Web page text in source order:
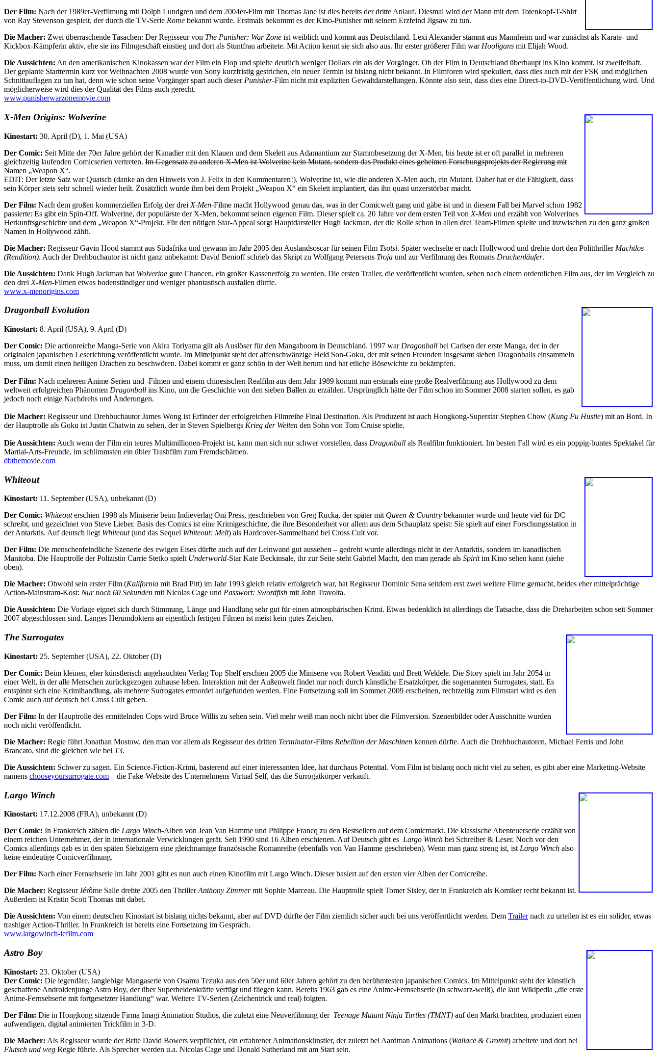
Der Film: Nach der 1989er-Verfilmung mit Dolph Lundgren und dem 2004er-Film mit Thomas Jane ist dies bereits der dritte Anlauf. Diesmal wird der Mann mit dem Totenkopf-T-Shirt
von Ray Stevenson gespielt, der durch die TV-Serie Rome bekannt wurde. Erstmals bekommt es der Kino-Punisher mit seinem Erzfeind Jigsaw zu tun.
Die Macher: Zwei überraschende Tasachen: Der Regisseur von The Punisher: War Zone ist weiblich und kommt aus Deutschland. Lexi Alexander stammt aus Mannheim und war zunächst als Karate- und
Kickbox-Kämpferin aktiv, ehe sie ins Filmgeschäft einstieg und dort als Stuntfrau arbeitete. Mit Action kennt sie sich also aus. Ihr erster größerer Film war Hooligans mit Elijah Wood.
Die Aussichten: An den amerikanischen Kinokassen war der Film ein Flop und spielte deutlich weniger Dollars ein als der Vorgänger. Ob der Film in Deutschland überhaupt ins Kino kommt, ist zweifelhaft.
Der geplante Starttermin kurz vor Weihnachten 2008 wurde von Sony kurzfristig gestrichen, ein neuer Termin ist bislang nicht bekannt. In Filmforen wird spekuliert, dass dies auch mit der FSK und möglichen
Schnittauflagen zu tun hat, denn wie schon seine Vorgänger spart auch dieser Punisher-Film nicht mit expliziten Gewaltdarstellungen. Könnte also sein, dass dies eine Direct-to-DVD-Veröffentlichung wird. Und
möglicherweise wird dies der Qualität des Films auch gerecht.
www.punisherwarzonemovie.com
X-Men Origins: Wolverine
Kinostart: 30. April (D), 1. Mai (USA)
Der Comic: Seit Mitte der 70er Jahre gehört der Kanadier mit den Klauen und dem Skelett aus Adamantium zur Stammbesetzung der X-Men, bis heute ist er oft parallel in mehreren
gleichzeitig laufenden Comicserien vertreten. Im Gegensatz zu anderen X-Men ist Wolverine kein Mutant, sondern das Produkt eines geheimen Forschungsprojekts der Regierung mit
Namen „Weapon X“.
EDIT: Der letzte Satz war Quatsch (danke an den Hinweis von J. Felix in den Kommentaren!). Wolverine ist, wie die anderen X-Men auch, ein Mutant. Daher hat er die Fähigkeit, dass
sein Körper stets sehr schnell wieder heilt. Zusätzlich wurde ihm bei dem Projekt „Weapon X“ ein Skelett implantiert, das ihn quasi unzerstörbar macht.
Der Film: Nach dem großen kommerziellen Erfolg der drei X-Men-Filme macht Hollywood genau das, was in der Comicwelt gang und gäbe ist und in diesem Fall bei Marvel schon 1982
passierte: Es gibt ein Spin-Off. Wolverine, der populärste der X-Men, bekommt seinen eigenen Film. Dieser spielt ca. 20 Jahre vor dem ersten Teil von X-Men und erzählt von Wolverines
Herkunftsgeschichte und dem „Weapon X“-Projekt. Für den nötigen Star-Appeal sorgt Hauptdarsteller Hugh Jackman, der die Rolle schon in allen drei Team-Filmen spielte und inzwischen zu den ganz großen
Namen in Hollywood zählt.
Die Macher: Regisseur Gavin Hood stammt aus Südafrika und gewann im Jahr 2005 den Auslandsoscar für seinen Film Tsotsi. Später wechselte er nach Hollywood und drehte dort den Politthriller Machtlos
(Rendition). Auch der Drehbuchautor ist nicht ganz unbekannt: David Benioff schrieb das Skript zu Wolfgang Petersens Troja und zur Verfilmung des Romans Drachenläufer.
Die Aussichten: Dank Hugh Jackman hat Wolverine gute Chancen, ein großer Kassenerfolg zu werden. Die ersten Trailer, die veröffentlicht wurden, sehen nach einem ordentlichen Film aus, der im Vergleich zu
den drei X-Men-Filmen etwas bodenständiger und weniger phantastisch ausfallen dürfte.
www.x-menorigins.com
Dragonball Evolution
Kinostart: 8. April (USA), 9. April (D)
Der Comic: Die actionreiche Manga-Serie von Akira Toriyama gilt als Auslöser für den Mangaboom in Deutschland. 1997 war Dragonball bei Carlsen der erste Manga, der in der
originalen japanischen Leserichtung veröffentlicht wurde. Im Mittelpunkt steht der affenschwänzige Held Son-Goku, der mit seinen Freunden insgesamt sieben Dragonballs einsammeln
muss, um damit einen heiligen Drachen zu beschwören. Dabei kommt er ganz schön in der Welt herum und hat etliche Bösewichte zu bekämpfen.
Der Film: Nach mehreren Anime-Serien und -Filmen und einem chinesischen Realfilm aus dem Jahr 1989 kommt nun erstmals eine große Realverfilmung aus Hollywood zu dem
weltweit erfolgreichen Phänomen Dragonball ins Kino, um die Geschichte von den sieben Bällen zu erzählen. Ursprüngllch hätte der Film schon im Sommer 2008 starten sollen, es gab
jedoch noch einige Nachdrehs und Änderungen.
Die Macher: Regisseur und Drehbuchautor James Wong ist Erfinder der erfolgreichen Filmreihe Final Destination. Als Produzent ist auch Hongkong-Superstar Stephen Chow (Kung Fu Hustle) mit an Bord. In
der Hauptrolle als Goku ist Justin Chatwin zu sehen, der in Steven Spielbergs Krieg der Welten den Sohn von Tom Cruise spielte.
Die Aussichten: Auch wenn der Film ein teures Multimillionen-Projekt ist, kann man sich nur schwer vorstellen, dass Dragonball als Realfilm funktioniert. Im besten Fall wird es ein poppig-buntes Spektakel für
Martial-Arts-Freunde, im schlimmsten ein übler Trashfilm zum Fremdschämen.
dbthemovie.com
Whiteout
Kinostart: 11. September (USA), unbekannt (D)
Der Comic: Whiteouterschien 1998 als Miniserie beim Indieverlag Oni Press, geschrieben von Greg Rucka, der später mit Queen & Country bekannter wurde und heute viel für DC
schreibt, und gezeichnet von Steve Lieber. Basis des Comics ist eine Krimigeschichte, die ihre Besonderheit vor allem aus dem Schauplatz speist: Sie spielt auf einer Forschungsstation in
der Antarktis. Auf deutsch liegt Whiteout(und das Sequel Whiteout: Melt) als Hardcover-Sammelband bei Cross Cult vor.
Der Film: Die menschenfeindliche Szenerie des ewigen Eises dürfte auch auf der Leinwand gut aussehen – gedreht wurde allerdings nicht in der Antarktis, sondern im kanadischen
Manitoba. Die Hauptrolle der Polizistin Carrie Stetko spielt Underworld-Star Kate Beckinsale, ihr zur Seite steht Gabriel Macht, den man gerade als Spiritim Kino sehen kann (siehe
oben).
Die Macher: Obwohl sein erster Film (Kalifornia mit Brad Pitt) im Jahr 1993 gleich relativ erfolgreich war, hat Regisseur Dominic Sena seitdem erst zwei weitere Filme gemacht, beides eher mittelprächtige
Action-Mainstram-Kost: Nur noch 60 Sekunden mit Nicolas Cage und Passwort: Swordfish mit John Travolta.
Die Aussichten: Die Vorlage eignet sich durch Stimmung, Länge und Handlung sehr gut für einen atmosphärischen Krimi. Etwas bedenklich ist allerdings die Tatsache, dass die Dreharbeiten schon seit Sommer
2007 abgeschlossen sind. Langes Herumdoktern an eigentlich fertigen Filmen ist meist kein gutes Zeichen.
The Surrogates
Kinostart: 25. September (USA), 22. Oktober (D)
Der Comic: Beim kleinen, eher künstlerisch angehauchten Verlag Top Shelf erschien 2005 die Miniserie von Robert Venditti und Brett Weldele. Die Story spielt im Jahr 2054 in
einer Welt, in der alle Menschen zurückgezogen zuhause leben. Interaktion mit der Außenwelt findet nur noch durch künstliche Ersatzkörper, die sogenannten Surrogates, statt. Es
entspinnt sich eine Krimihandlung, als mehrere Surrogates ermordet aufgefunden werden. Eine Fortsetzung soll im Sommer 2009 erscheinen, rechtzeitig zum Filmstart wird es den
Comic auch auf deutsch bei Cross Cult geben.
Der Film: In der Hauptrolle des ermittelnden Cops wird Bruce Willis zu sehen sein. Viel mehr weiß man noch nicht über die Filmversion. Szenenbilder oder Ausschnitte wurden
noch nicht veröffentlicht.
Die Macher: Regie führt Jonathan Mostow, den man vor allem als Regisseur des dritten Terminator-Films Rebellion der Maschinen kennen dürfte. Auch die Drehbuchautoren, Michael Ferris und John
Brancato, sind die gleichen wie bei T3.
Die Aussichten: Schwer zu sagen. Ein Science-Fiction-Krimi, basierend auf einer interessanten Idee, hat durchaus Potential. Vom Film ist bislang noch nicht viel zu sehen, es gibt aber eine Marketing-Website
namens chooseyoursurrogate.com – die Fake-Website des Unternehmens Virtual Self, das die Surrogatkörper verkauft.
Largo Winch
Kinostart: 17.12.2008 (FRA), unbekannt (D)
Der Comic: In Frankreich zählen die Largo Winch-Alben von Jean Van Hamme und Philippe Francq zu den Bestsellern auf dem Comicmarkt. Die klassische Abenteuerserie erzählt von
einem reichen Unternehmer, der in internationale Verwicklungen gerät. Seit 1990 sind 16 Alben erschienen. Auf Deutsch gibt es Largo Winch bei Schreiber & Leser. Noch vor den
Comics allerdings gab es in den späten Siebzigern eine gleichnamige französische Romanreihe (ebenfalls von Van Hamme geschrieben). Wenn man ganz streng ist, ist Largo Winch also
keine eindeutige Comicverfilmung.
Der Film: Nach einer Fernsehserie im Jahr 2001 gibt es nun auch einen Kinofilm mit Largo Winch. Dieser basiert auf den ersten vier Alben der Comicreihe.
Die Macher: Regisseur Jérôme Salle drehte 2005 den ThrillerAnthony Zimmermit Sophie Marceau. Die Hauptrolle spielt Tomer Sisley, der in Frankreich als Komiker recht bekannt ist.
Außerdem ist Kristin Scott Thomas mit dabei.
Die Aussichten: Von einem deutschen Kinostart ist bislang nichts bekannt, aber auf DVD dürfte der Film ziemlich sicher auch bei uns veröffentlicht werden. Dem Trailernach zu urteilen ist es ein solider, etwas
trashiger Action-Thriller. In Frankreich ist bereits eine Fortsetzung im Gespräch.
www.largowinch-lefilm.com
Astro Boy
Kinostart: 23. Oktober (USA)
Der Comic: Die legendäre, langlebige Mangaserie von Osamu Tezuka aus den 50er und 60er Jahren gehört zu den berühmtesten japanischen Comics. Im Mittelpunkt steht der künstlich
geschaffene Androidenjunge Astro Boy, der über Superheldenkräfte verfügt und fliegen kann. Bereits 1963 gab es eine Anime-Fernsehserie (in schwarz-weiß), die laut Wikipedia „die erste
Anime-Fernsehserie mit fortgesetzter Handlung“ war. Weitere TV-Serien (Zeichentrick und real) folgten.
Der Film: Die in Hongkong sitzende Firma Imagi Animation Studios, die zuletzt eine Neuverfilmung der Teenage Mutant Ninja Turtles (TMNT) auf den Markt brachten, produziert einen
aufwendigen, digital animierten Trickfilm in 3-D.
Die Macher: Als Regisseur wurde der Brite David Bowers verpflichtet, ein erfahrener Animationskünstler, der zuletzt bei Aardman Animations (Wallace & Gromit) arbeitete und dort bei
Flutsch und weg Regie führte. Als Sprecher werden u.a. Nicolas Cage und Donald Sutherland mit am Start sein.